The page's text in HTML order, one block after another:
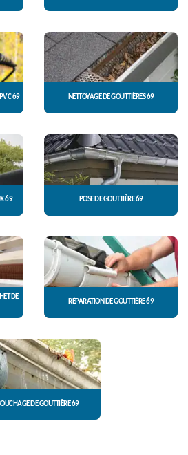
69 NETTOYAGE DE GOUTTIÈRES 69
69 POSE DE GOUTTIÈRE 69
DE
RÉPARATION DE GOUTTIÈRE 69
DE GOUTTIÈRE 69